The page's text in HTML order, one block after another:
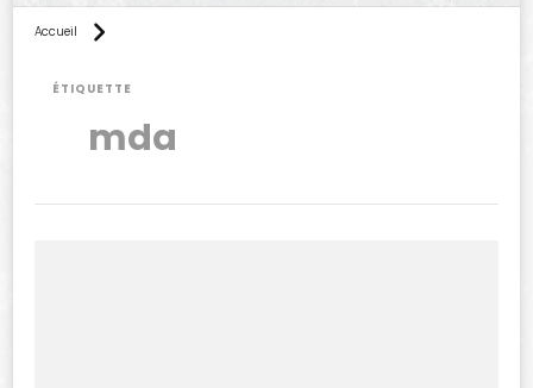
Accueil
ÉTIQUETTE
mda